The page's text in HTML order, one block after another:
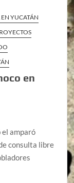
YUCATÁN
en
el amparó
consulta libre